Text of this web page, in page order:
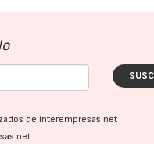
de interempresas.net